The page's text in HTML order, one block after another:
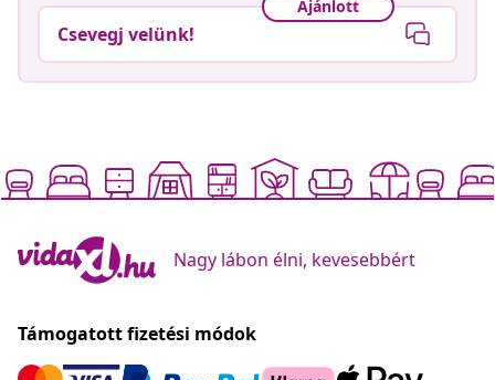
Ajánlott
Csevegj velünk!
Nagy lábon élni, kevesebbért
Támogatott fizetési módok